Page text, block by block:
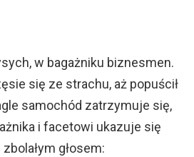
w bagażniku biznesmen.
się ze strachu, aż popuścił
samochód zatrzymuje się,
i facetowi ukazuje się
głosem: